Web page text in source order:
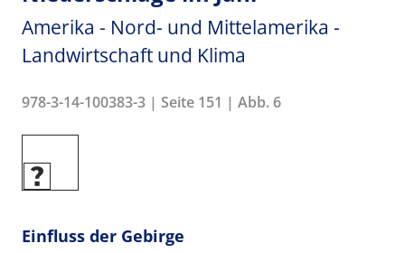
Amerika - Nord- und Mittelamerika -
Landwirtschaft und Klima
978-3-14-100383-3 | Seite 151 | Abb. 6
Einfluss der Gebirge